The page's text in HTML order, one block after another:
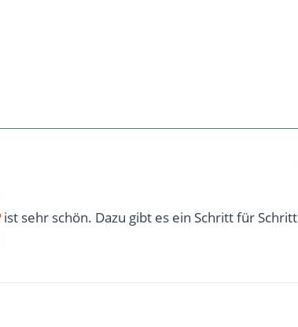
ist sehr schön. Dazu gibt es ein Schritt für Schritt